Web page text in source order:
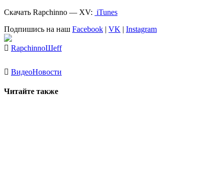
Скачать Rapchinno — ХV: iTunes
Подпишись на наш Facebook | VK | Instagram
RapchinnoШеff
ВидеоНовости
Читайте также